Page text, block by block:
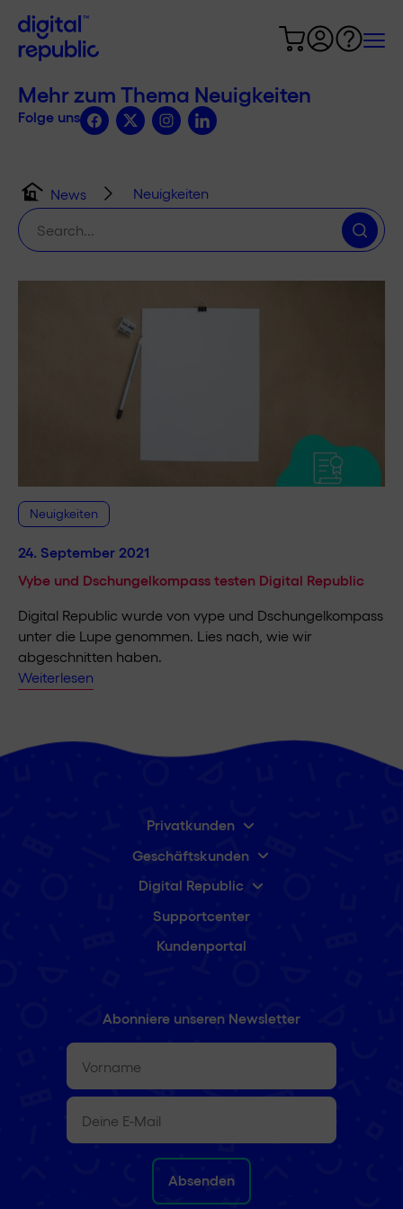
Mehr zum Thema Neuigkeiten
Folge uns
News
Neuigkeiten
Suche
nach:
Neuigkeiten
24. September 2021
Vybe und Dschungelkompass testen Digital Republic
Digital Republic wurde von vype und Dschungelkompass
unter die Lupe genommen. Lies nach, wie wir
abgeschnitten haben.
Weiterlesen
Privatkunden
Geschäftskunden
Digital Republic
Supportcenter
Kundenportal
Abonniere unseren Newsletter
Vorname
E-
Mail(erforderlich)